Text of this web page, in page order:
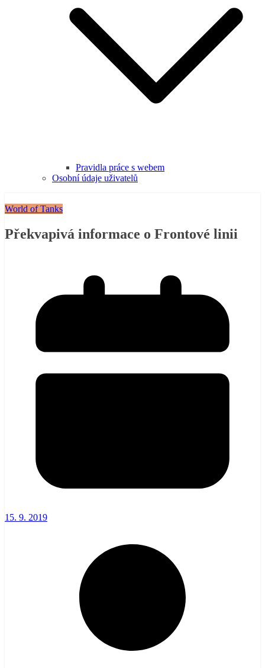
Pravidla práce s webem
Osobní údaje uživatelů
World of Tanks
Překvapivá informace o Frontové linii
15. 9. 2019